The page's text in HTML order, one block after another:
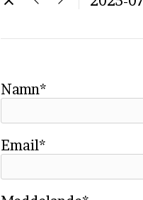
Namn*
Email*